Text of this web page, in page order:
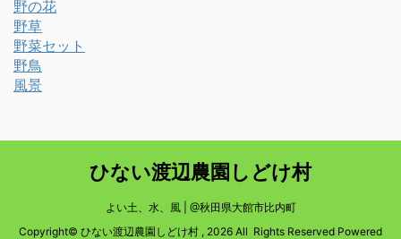
野の花
野草
野菜セット
野鳥
風景
ひない渡辺農園しどけ村
よい土、水、風 | @秋田県大館市比内町
Copyright© ひない渡辺農園しどけ村 , 2026 All Rights Reserved Powered